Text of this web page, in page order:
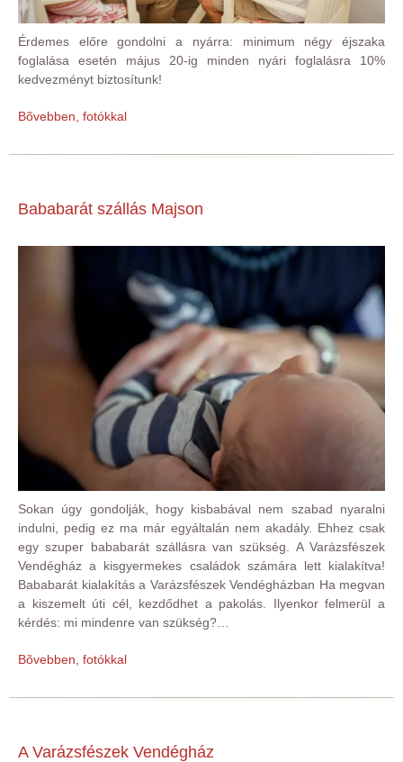
Érdemes előre gondolni a nyárra: minimum négy éjszaka
foglalása esetén május 20-ig minden nyári foglalásra 10%
kedvezményt biztosítunk!
Bõvebben, fotókkal
Bababarát szállás Majson
Sokan úgy gondolják, hogy kisbabával nem szabad nyaralni
indulni, pedig ez ma már egyáltalán nem akadály. Ehhez csak
egy szuper bababarát szállásra van szükség. A Varázsfészek
Vendégház a kisgyermekes családok számára lett kialakítva!
Bababarát kialakítás a Varázsfészek Vendégházban Ha megvan
a kiszemelt úti cél, kezdődhet a pakolás. Ilyenkor felmerül a
kérdés: mi mindenre van szükség?…
Bõvebben, fotókkal
A Varázsfészek Vendégház